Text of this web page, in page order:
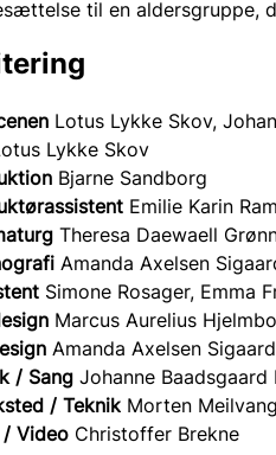
til en aldersgruppe,
Lotus Lykke Skov,
Lykke Skov
Bjarne Sandborg
Emilie Karin
Theresa Daewaell
Amanda Axelsen
Simone Rosager, Emma
Marcus Aurelius
Amanda Axelsen
/ Sang Johanne Baadsgaard
/ Teknik Morten
/ Video Christoffer Brekne